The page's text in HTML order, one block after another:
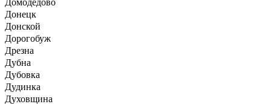
Донецк
Донской
Дорогобуж
Дрезна
Дубна
Дубовка
Дудинка
Духовщина